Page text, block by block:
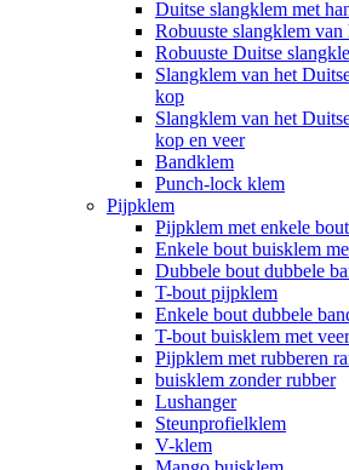
Duitse slangklem met
Robuuste slangklem
Robuuste Duitse
Slangklem van het
kop
Slangklem van het
kop en veer
Bandklem
Punch-lock klem
Pijpklem
Pijpklem met enkele bout
Enkele bout buisklem
Dubbele bout dubbele
T-bout pijpklem
Enkele bout dubbele
T-bout buisklem met veer
Pijpklem met rubberen
buisklem zonder rubber
Lushanger
Steunprofielklem
V-klem